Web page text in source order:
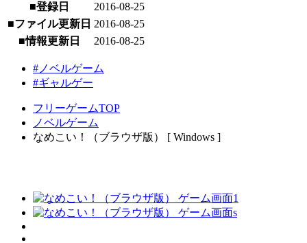
■登録日
2016-08-25
■ファイル更新日 2016-08-25
■情報更新日
2016-08-25
#ノベルゲーム
#ギャルゲー
フリーゲームTOP
ノベルゲーム
なめこい！（ブラウザ版） [ Windows ]